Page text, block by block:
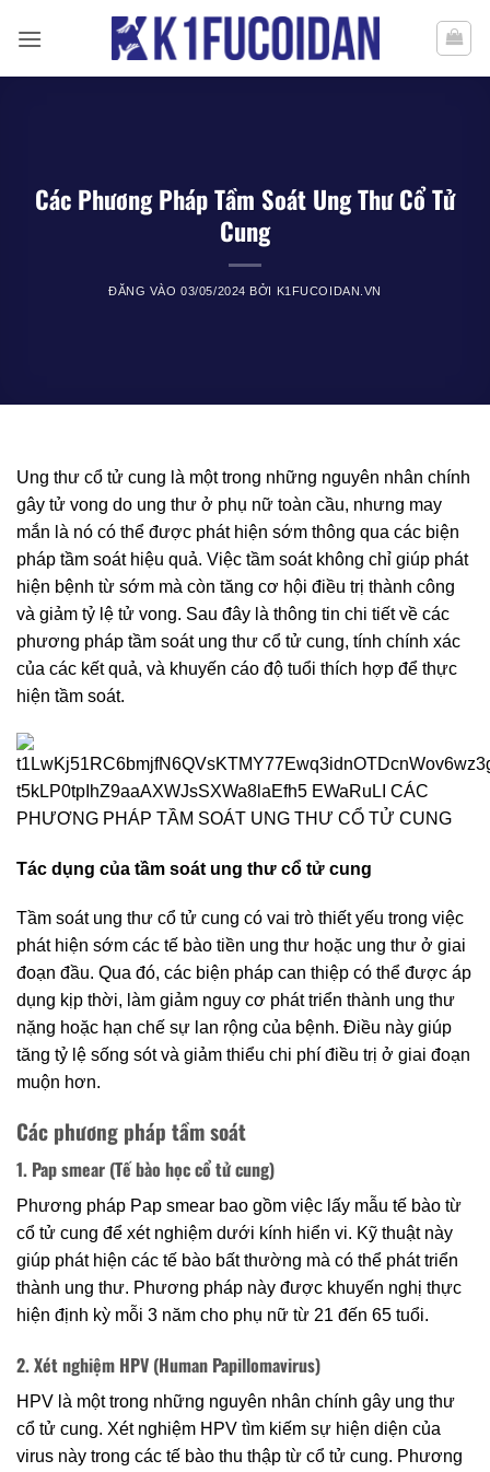
qua
Các Phương Pháp Tầm Soát Ung Thư Cổ Tử
Cung
ĐĂNG VÀO03/05/2024 BỞI K1FUCOIDAN.VN
Ung thư cổ tử cung là một trong những nguyên nhân chính
gây tử vong do ung thư ở phụ nữ toàn cầu, nhưng may
mắn là nó có thể được phát hiện sớm thông qua các biện
pháp tầm soát hiệu quả. Việc tầm soát không chỉ giúp phát
hiện bệnh từ sớm mà còn tăng cơ hội điều trị thành công
và giảm tỷ lệ tử vong. Sau đây là thông tin chi tiết về các
phương pháp tầm soát ung thư cổ tử cung, tính chính xác
của các kết quả, và khuyến cáo độ tuổi thích hợp để thực
hiện tầm soát.
Tác dụng của tầm soát ung thư cổ tử cung
Tầm soát ung thư cổ tử cung có vai trò thiết yếu trong việc
phát hiện sớm các tế bào tiền ung thư hoặc ung thư ở giai
đoạn đầu. Qua đó, các biện pháp can thiệp có thể được áp
dụng kịp thời, làm giảm nguy cơ phát triển thành ung thư
nặng hoặc hạn chế sự lan rộng của bệnh. Điều này giúp
tăng tỷ lệ sống sót và giảm thiểu chi phí điều trị ở giai đoạn
muộn hơn.
Các phương pháp tầm soát
1. Pap smear (Tế bào học cổ tử cung)
Phương pháp Pap smear bao gồm việc lấy mẫu tế bào từ
cổ tử cung để xét nghiệm dưới kính hiển vi. Kỹ thuật này
giúp phát hiện các tế bào bất thường mà có thể phát triển
thành ung thư. Phương pháp này được khuyến nghị thực
hiện định kỳ mỗi 3 năm cho phụ nữ từ 21 đến 65 tuổi.
2. Xét nghiệm HPV (Human Papillomavirus)
HPV là một trong những nguyên nhân chính gây ung thư
cổ tử cung. Xét nghiệm HPV tìm kiếm sự hiện diện của
virus này trong các tế bào thu thập từ cổ tử cung. Phương